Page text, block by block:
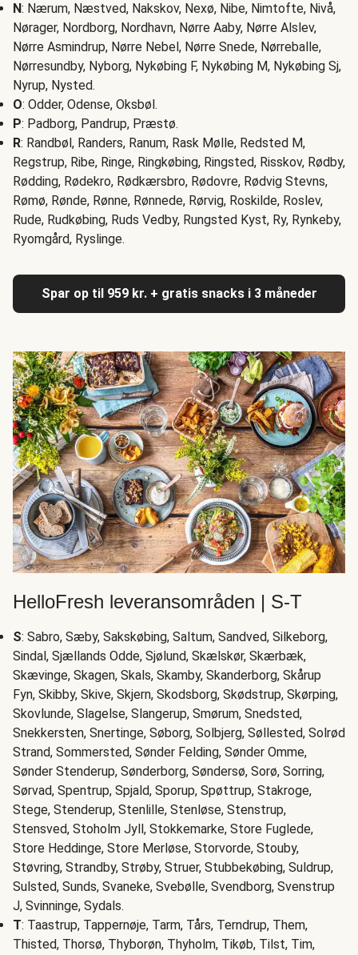
N: Nærum, Næstved, Nakskov, Nexø, Nibe, Nimtofte, Nivå,
Nørager, Nordborg, Nordhavn, Nørre Aaby, Nørre Alslev,
Nørre Asmindrup, Nørre Nebel, Nørre Snede, Nørreballe,
Nørresundby, Nyborg, Nykøbing F, Nykøbing M, Nykøbing Sj,
Nyrup, Nysted.
O: Odder, Odense, Oksbøl.
P: Padborg, Pandrup, Præstø.
R: Randbøl, Randers, Ranum, Rask Mølle, Redsted M,
Regstrup, Ribe, Ringe, Ringkøbing, Ringsted, Risskov, Rødby,
Rødding, Rødekro, Rødkærsbro, Rødovre, Rødvig Stevns,
Rømø, Rønde, Rønne, Rønnede, Rørvig, Roskilde, Roslev,
Rude, Rudkøbing, Ruds Vedby, Rungsted Kyst, Ry, Rynkeby,
Ryomgård, Ryslinge.
Spar op til 959 kr. + gratis snacks i 3 måneder
HelloFresh leveransområden | S-T
S: Sabro, Sæby, Sakskøbing, Saltum, Sandved, Silkeborg,
Sindal, Sjællands Odde, Sjølund, Skælskør, Skærbæk,
Skævinge, Skagen, Skals, Skamby, Skanderborg, Skårup
Fyn, Skibby, Skive, Skjern, Skodsborg, Skødstrup, Skørping,
Skovlunde, Slagelse, Slangerup, Smørum, Snedsted,
Snekkersten, Snertinge, Søborg, Solbjerg, Søllested, Solrød
Strand, Sommersted, Sønder Felding, Sønder Omme,
Sønder Stenderup, Sønderborg, Søndersø, Sorø, Sorring,
Sørvad, Spentrup, Spjald, Sporup, Spøttrup, Stakroge,
Stege, Stenderup, Stenlille, Stenløse, Stenstrup,
Stensved, Stoholm Jyll, Stokkemarke, Store Fuglede,
Store Heddinge, Store Merløse, Storvorde, Stouby,
Støvring, Strandby, Strøby, Struer, Stubbekøbing, Suldrup,
Sulsted, Sunds, Svaneke, Svebølle, Svendborg, Svenstrup
J, Svinninge, Sydals.
T: Taastrup, Tappernøje, Tarm, Tårs, Terndrup, Them,
Thisted, Thorsø, Thyborøn, Thyholm, Tikøb, Tilst, Tim,